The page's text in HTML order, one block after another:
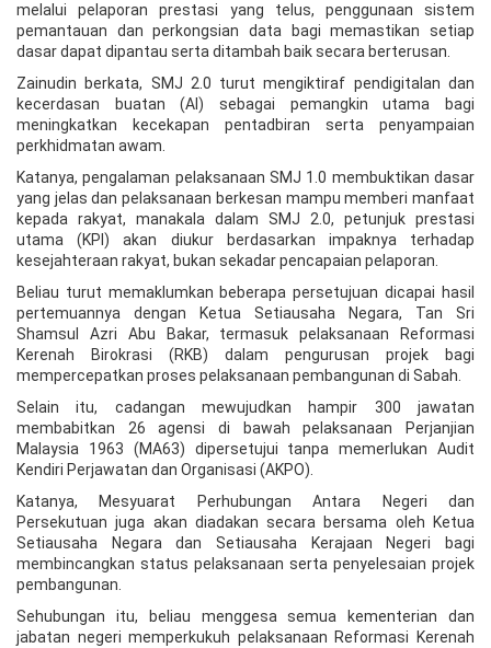
melalui pelaporan prestasi yang telus, penggunaan sistem
pemantauan dan perkongsian data bagi memastikan setiap
dasar dapat dipantau serta ditambah baik secara berterusan.
Zainudin berkata, SMJ 2.0 turut mengiktiraf pendigitalan dan
kecerdasan buatan (AI) sebagai pemangkin utama bagi
meningkatkan kecekapan pentadbiran serta penyampaian
perkhidmatan awam.
Katanya, pengalaman pelaksanaan SMJ 1.0 membuktikan dasar
yang jelas dan pelaksanaan berkesan mampu memberi manfaat
kepada rakyat, manakala dalam SMJ 2.0, petunjuk prestasi
utama (KPI) akan diukur berdasarkan impaknya terhadap
kesejahteraan rakyat, bukan sekadar pencapaian pelaporan.
Beliau turut memaklumkan beberapa persetujuan dicapai hasil
pertemuannya dengan Ketua Setiausaha Negara, Tan Sri
Shamsul Azri Abu Bakar, termasuk pelaksanaan Reformasi
Kerenah Birokrasi (RKB) dalam pengurusan projek bagi
mempercepatkan proses pelaksanaan pembangunan di Sabah.
Selain itu, cadangan mewujudkan hampir 300 jawatan
membabitkan 26 agensi di bawah pelaksanaan Perjanjian
Malaysia 1963 (MA63) dipersetujui tanpa memerlukan Audit
Kendiri Perjawatan dan Organisasi (AKPO).
Katanya, Mesyuarat Perhubungan Antara Negeri dan
Persekutuan juga akan diadakan secara bersama oleh Ketua
Setiausaha Negara dan Setiausaha Kerajaan Negeri bagi
membincangkan status pelaksanaan serta penyelesaian projek
pembangunan.
Sehubungan itu, beliau menggesa semua kementerian dan
jabatan negeri memperkukuh pelaksanaan Reformasi Kerenah